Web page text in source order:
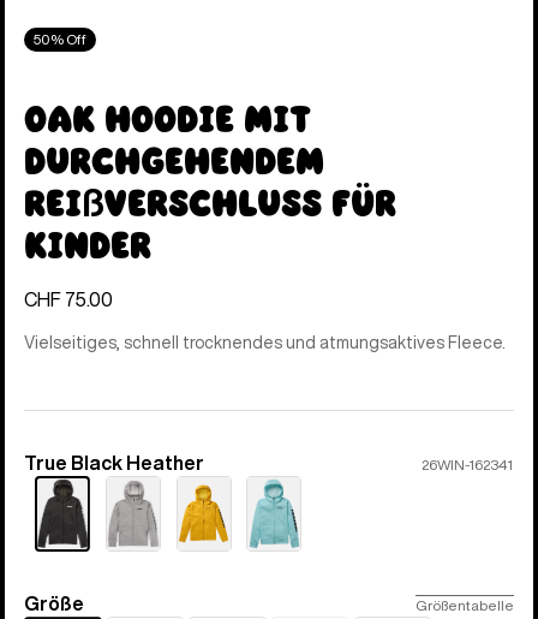
50% Off
Oak Hoodie mit
durchgehendem
Reißverschluss für
Kinder
CHF 75.00
Vielseitiges, schnell trocknendes und atmungsaktives Fleece.
Farbe
True Black Heather 26WIN-162341
Größe
Größe Größentabelle